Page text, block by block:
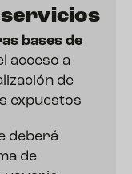
servicios
bases de
acceso a
de
expuestos
deberá
de